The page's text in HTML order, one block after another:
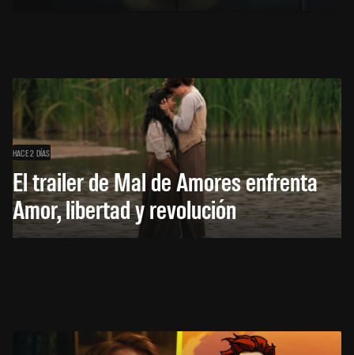
HACE 2 DÍAS
El trailer de Mal de Amores enfrenta
Amor, libertad y revolución